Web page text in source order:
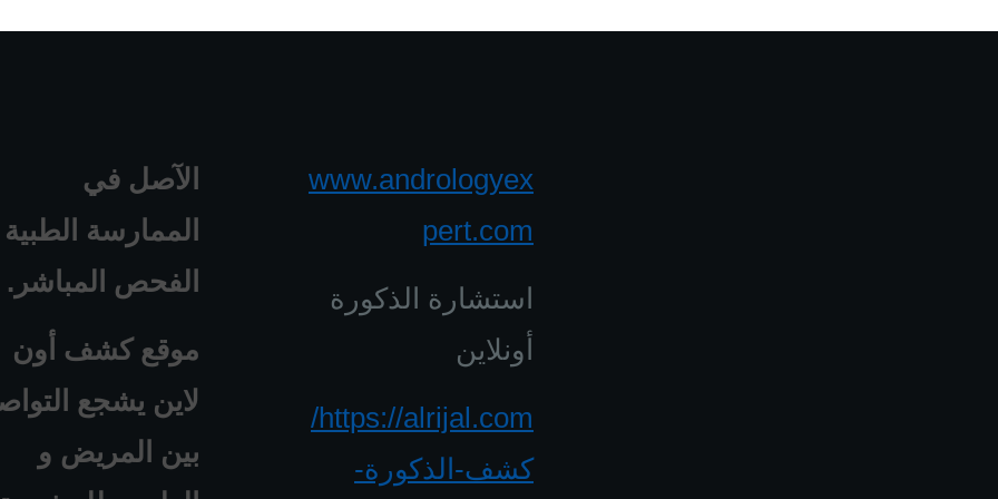
الآصل في
الممارسة
الفحص المباشر.
موقع كشف أون
لاين يشجع
بين المريض و
www.andrologyex
pert.com
استشارة الذكورة
أونلاين
https://alrijal.com/
كشف-الذكورة-